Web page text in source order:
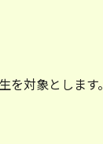
を対象とします。